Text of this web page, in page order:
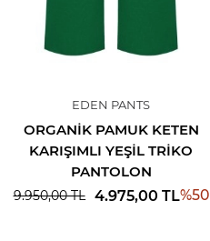
EDEN PANTS
ORGANIK PAMUK KETEN
KARIŞIMLI YEŞIL TRIKO
PANTOLON
9.950,00TL 4.975,00 TL%50